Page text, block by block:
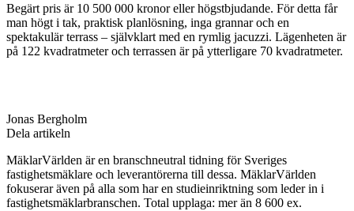
Begärt pris är 10 500 000 kronor eller högstbjudande. För detta får
man högt i tak, praktisk planlösning, inga grannar och en
spektakulär terrass – självklart med en rymlig jacuzzi. Lägenheten är
på 122 kvadratmeter och terrassen är på ytterligare 70 kvadratmeter.
Jonas Bergholm
Dela artikeln
MäklarVärlden är en branschneutral tidning för Sveriges
fastighetsmäklare och leverantörerna till dessa. MäklarVärlden
fokuserar även på alla som har en studieinriktning som leder in i
fastighetsmäklarbranschen. Total upplaga: mer än 8 600 ex.